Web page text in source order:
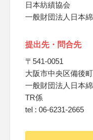
日本紡績協会
一般財団法人日本
提出先・問合先
〒541-0051
大阪市中央区備後
一般財団法人日本
TR係
tel : 06-6231-2665